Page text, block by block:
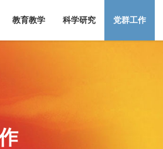
教育教学 科学研究 党群工作